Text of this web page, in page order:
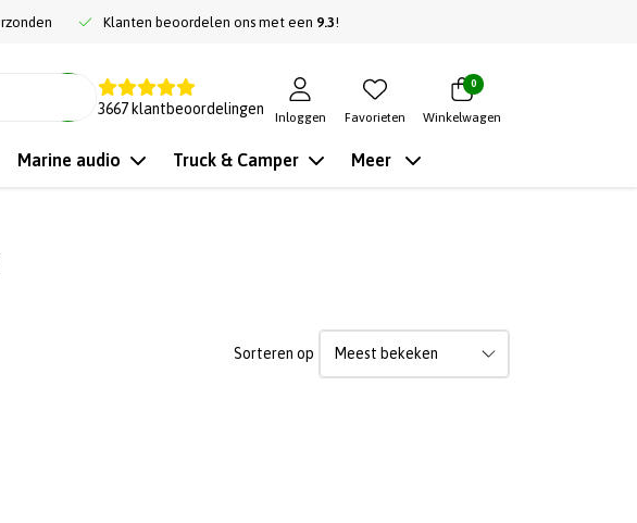
Klanten beoordelen ons met een 9.3!
3667 klantbeoordelingen
Inloggen Favorieten
0
Winkelwagen
Marine audio Truck & Camper Meer
Sorteren op